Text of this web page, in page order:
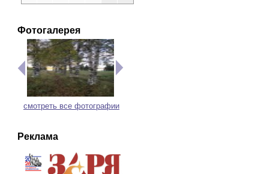
Фотогалерея
смотреть все фотографии
Реклама